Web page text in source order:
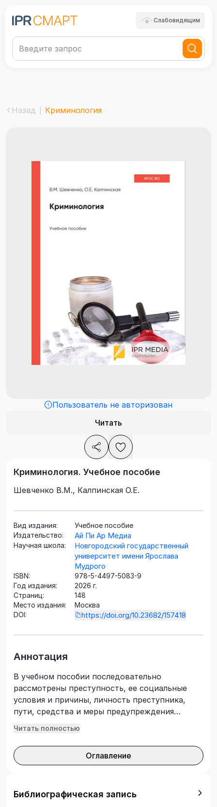
Слабовидящим
Назад Криминология
Пользователь не авторизован
Читать
Криминология. Учебное пособие
Шевченко В.М., Калпинская О.Е.
Вид издания:
Учебное пособие
Издательство:
Ай Пи Ар Медиа
Научная школа:
Новгородский государственный
университет имени Ярослава
Мудрого
ISBN:
978-5-4497-5083-9
Год издания:
2026 г.
Страниц:
148
Место издания:
Москва
DOI:
https://doi.org/10.23682/157418
Аннотация
В учебном пособии последовательно
рассмотрены преступность, ее социальные
условия и причины, личность преступника,
пути, средства и меры предупреждения
преступности. Подготовлено с учетом
образовательного стандарта высшего
образования. Предназначено для студентов,
«Юриспруденция» и изучающих дисциплину
Читать полностью
Оглавление
Библиографическая запись